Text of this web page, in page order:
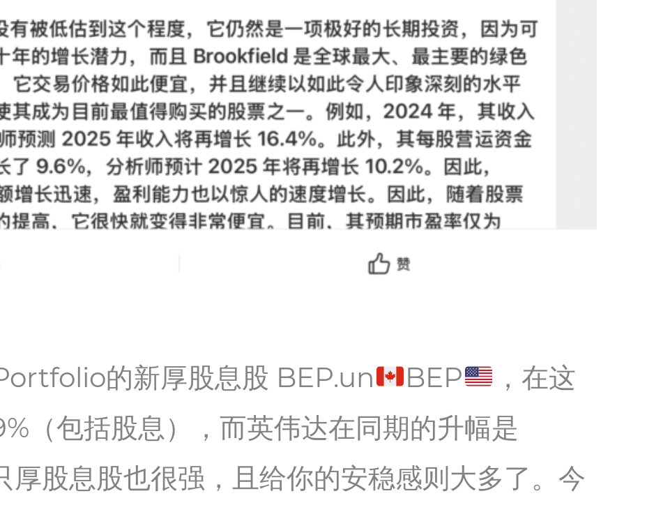
的新厚股息股 BEP.un BEP
，在这
（包括股息），而英伟达在同期的升幅是
厚股息股也很强，且给你的安稳感则大多了。今